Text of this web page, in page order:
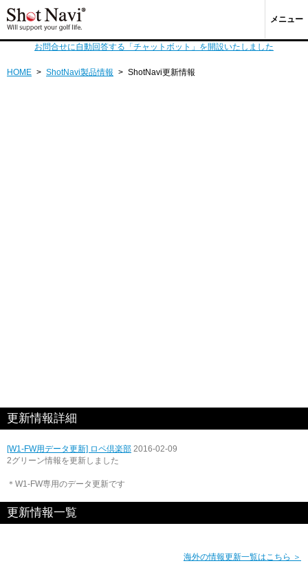
メニュー
お問合せに自動回答する「チャットボット」を開設いたしました
HOME > ShotNavi製品情報 > ShotNavi更新情報
更新情報詳細
[W1-FW用データ更新] ロペ倶楽部 2016-02-09
2グリーン情報を更新しました
＊W1-FW専用のデータ更新です
更新情報一覧
海外の情報更新一覧はこちら ＞